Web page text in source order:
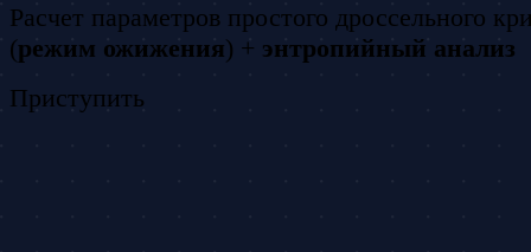
Расчет параметров простого дроссельного
(режим ожижения) + энтропийный анализ
Приступить